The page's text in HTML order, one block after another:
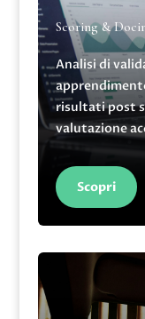
Scoring &
Analisi di
risultati post
valutazione
Scopri